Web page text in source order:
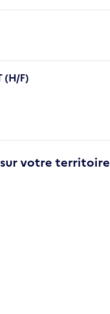
(H/F)
votre territoire